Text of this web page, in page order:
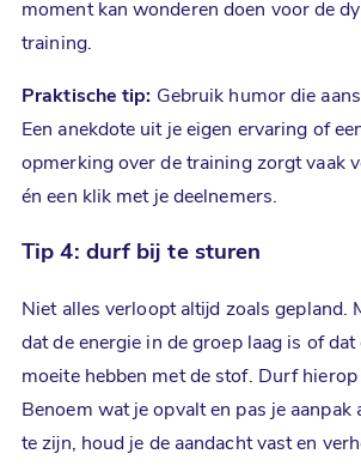
moment kan wonderen doen voor de
training.
Praktische tip: Gebruik humor die
Een anekdote uit je eigen ervaring of
opmerking over de training zorgt vaak
én een klik met je deelnemers.
Tip 4: durf bij te sturen
Niet alles verloopt altijd zoals gepland.
dat de energie in de groep laag is of dat
moeite hebben met de stof. Durf hierop
Benoem wat je opvalt en pas je aanpak
te zijn, houd je de aandacht vast en